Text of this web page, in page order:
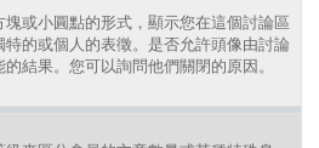
或小圓點的形式，顯示您在這個討論區
的或個人的表徵。是否允許頭像由討論
結果。您可以詢問他們關閉的原因。